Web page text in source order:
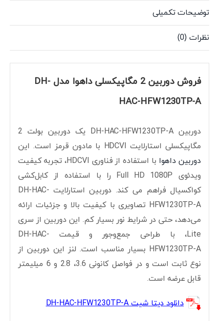
توضیحات تکمیلی
نظرات (0)
فروش دوربین 2 مگاپیکسلی داهوا مدل DH-
HAC-HFW1230TP-A
دوربین DH-HAC-HFW1230TP-A یک دوربین بولت 2
مگاپیکسلی استارلایت HDCVI با مادون قرمز است. این
دوربین داهوا
با استفاده از فناوری HDCVI، تجربه کیفیت
ویدئوی Full HD 1080P را با استفاده از کابل‌کشی
کواکسیال فراهم می کند. دوربین استارلایت DH-HAC-
HFW1230TP-A تصاویری با کیفیت بالا و جزئیات ارائه
می‌دهد، حتی در شرایط نور بسیار کم. این دوربین از سری
Lite، با طراحی جمع‌وجور و قیمت DH-HAC-
HFW1230TP-A بسیار مناسب است. لنز این دوربین از
نوع ثابت است و در فواصل کانونی 3.6، 2.8 و 6 میلیمتر
قابل عرضه است.
دانلود دیتا شیت DH-HAC-HFW1230TP-A